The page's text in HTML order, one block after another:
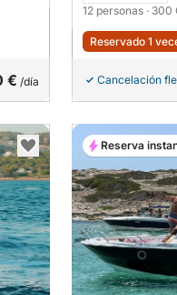
€ /día
12 personas · 300
Reservado 1
Cancelación
Reserva